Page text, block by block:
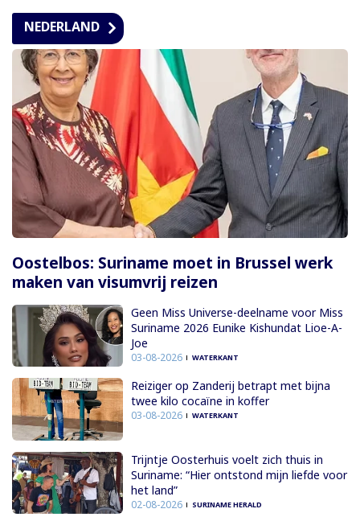
NEDERLAND
Oostelbos: Suriname moet in Brussel werk
maken van visumvrij reizen
Geen Miss Universe-deelname voor Miss
Suriname 2026 Eunike Kishundat Lioe-A-
Joe
03-08-2026 WATERKANT
Reiziger op Zanderij betrapt met bijna
twee kilo cocaïne in koffer
03-08-2026 WATERKANT
Trijntje Oosterhuis voelt zich thuis in
Suriname: “Hier ontstond mijn liefde voor
het land”
02-08-2026 SURINAME HERALD